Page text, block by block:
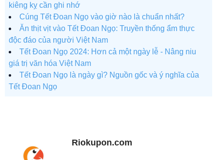
kiêng kỵ cần ghi nhớ
Cúng Tết Đoan Ngọ vào giờ nào là chuẩn nhất?
Ăn thịt vịt vào Tết Đoan Ngọ: Truyền thống ẩm thực
độc đáo của người Việt Nam
Tết Đoan Ngọ 2024: Hơn cả một ngày lễ - Nâng niu
giá trị văn hóa Việt Nam
Tết Đoan Ngọ là ngày gì? Nguồn gốc và ý nghĩa của
Tết Đoan Ngọ
Riokupon.com